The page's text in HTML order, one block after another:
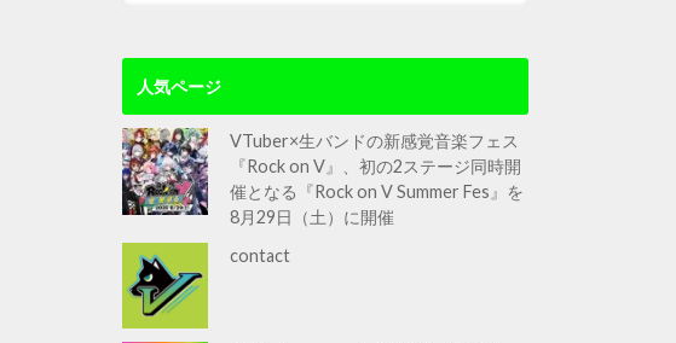
人気ページ
VTuber×生バンドの新感覚音楽フェス
『Rock on V』、初の2ステージ同時開
催となる『Rock on V Summer Fes』を
8月29日（土）に開催
contact